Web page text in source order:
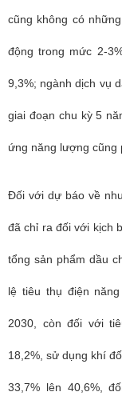
cũng không có
động trong mức 2-
9,3%; ngành dịch vụ
giai đoạn chu kỳ 5
ứng năng lượng cũng
Đối với dự báo về
đã chỉ ra đối với kịch
tổng sản phẩm dầu
lệ tiêu thụ điện
2030, còn đối với
18,2%, sử dụng khí
33,7% lên 40,6%,